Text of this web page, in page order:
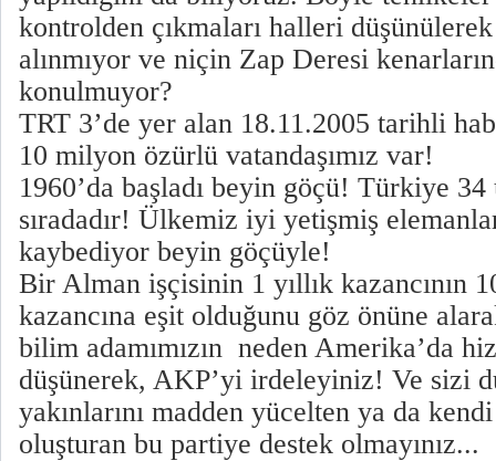
kontrolden çıkmaları halleri
alınmıyor ve niçin Zap Deresi
konulmuyor?
TRT 3’de yer alan 18.11.2005 tarihli
10 milyon özürlü vatandaşımız var!
1960’da başladı beyin göçü! Türkiye
sıradadır! Ülkemiz iyi yetişmiş
kaybediyor beyin göçüyle!
Bir Alman işçisinin 1 yıllık kazancının
kazancına eşit olduğunu göz önüne
bilim adamımızın neden Amerika’da
düşünerek, AKP’yi irdeleyiniz! Ve sizi
yakınlarını madden yücelten ya da
oluşturan bu partiye destek olmayınız...